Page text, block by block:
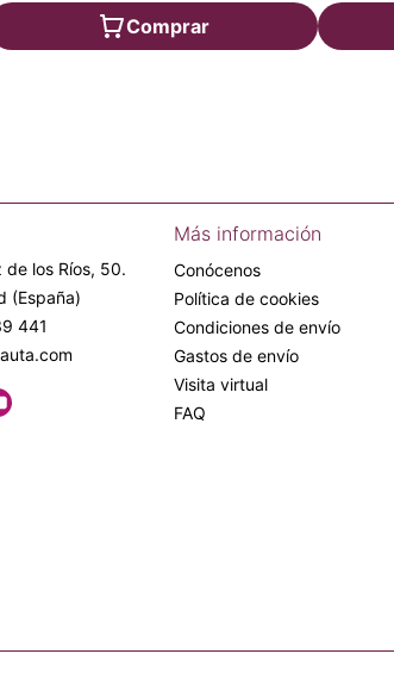
Comprar
de los Ríos, 50.
(España)
441
Más información
Conócenos
Política de cookies
Condiciones de envío
Gastos de envío
Visita virtual
FAQ